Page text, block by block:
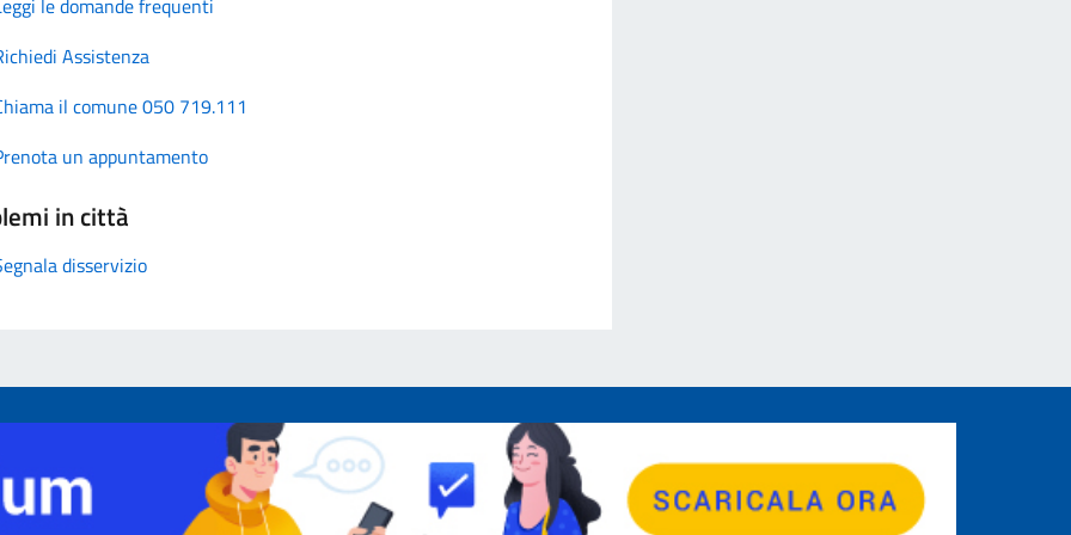
Assistenza
il comune 050 719.111
un appuntamento
in città
disservizio